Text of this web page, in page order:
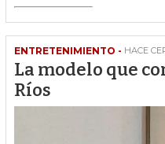
ENTRETENIMIENTO - HACE
La modelo que
Ríos